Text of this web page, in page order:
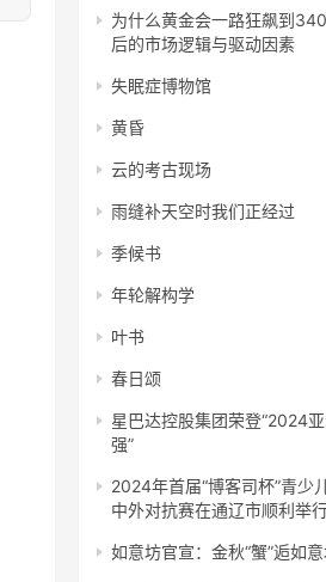
为什么黄金会一路狂飙到
后的市场逻辑与驱动因素
失眠症博物馆
黄昏
云的考古现场
雨缝补天空时我们正经过
季候书
年轮解构学
叶书
春日颂
星巴达控股集团荣登“2024
强”
2024年首届“博客司杯”青少
中外对抗赛在通辽市顺利举
如意坊官宣：金秋“蟹”逅如